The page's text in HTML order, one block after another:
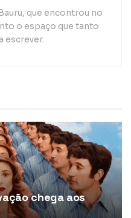
que encontrou no
o espaço que tanto
escrever.
chega aos